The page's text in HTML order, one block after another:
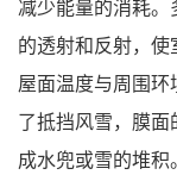
减少能量的消耗
的透射和反射，
屋面温度与周围
了抵挡风雪，膜
成水兜或雪的堆